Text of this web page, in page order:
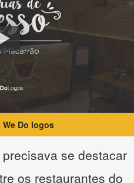
Do logos
precisava se destacar
os restaurantes do